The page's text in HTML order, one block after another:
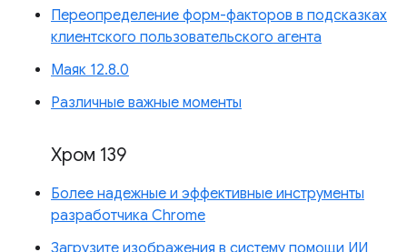
Переопределение форм-факторов в подсказках
клиентского пользовательского агента
Маяк 12.8.0
Различные важные моменты
Хром 139
Более надежные и эффективные инструменты
разработчика Chrome